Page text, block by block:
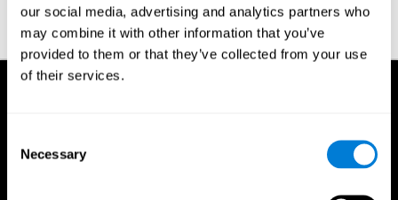
our social media, advertising and analytics partners who
may combine it with other information that you’ve
provided to them or that they’ve collected from your use
of their services.
Selection
Necessary
Doe mee met een programma en start met de beoordeling en
training van uw geheugen vandaag met CogniFit